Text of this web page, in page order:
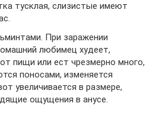
тусклая, слизистые имеют
При заражении
любимец худеет,
пищи или ест чрезмерно много,
поносами, изменяется
увеличивается в размере,
ощущения в анусе.